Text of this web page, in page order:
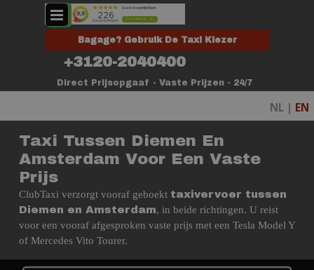
Ga naar de inhoud
Bagage? Gebruik De Taxi Kiezer
+3120-2040400
Direct Prijsopgaaf - Vaste Prijzen - 24/7
Menu overslaan
NL | EN
Taxi Tussen Diemen En
Amsterdam Voor Een Vaste
Prijs
ClubTaxi verzorgt vooraf geboekt taxivervoer tussen
Diemen en Amsterdam, in beide richtingen. U reist
voor een vooraf afgesproken vaste prijs met een Tesla Model Y
of Mercedes Vito Tourer.